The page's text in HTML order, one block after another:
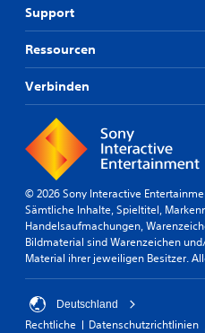
Support
Ressourcen
Verbinden
© 2026 Sony Interactive
Sämtliche Inhalte, Spieltitel,
Handelsaufmachungen,
Bildmaterial sind Warenzeichen
Material ihrer jeweiligen Besitzer.
Deutschland
Rechtliche
Datenschutzrichtlinien